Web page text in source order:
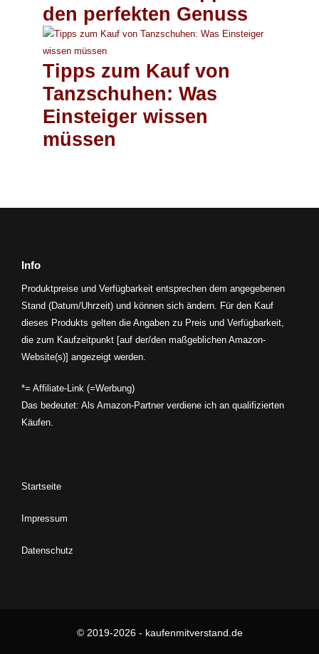
den perfekten Genuss
Tipps zum Kauf von
Tanzschuhen: Was
Einsteiger wissen
müssen
Info
Produktpreise und Verfügbarkeit entsprechen dem angegebenen
Stand (Datum/Uhrzeit) und können sich ändern. Für den Kauf
dieses Produkts gelten die Angaben zu Preis und Verfügbarkeit,
die zum Kaufzeitpunkt [auf der/den maßgeblichen Amazon-
Website(s)] angezeigt werden.
*= Affiliate-Link (=Werbung)
Das bedeutet: Als Amazon-Partner verdiene ich an qualifizierten
Käufen.
Startseite
Impressum
Datenschutz
© 2019-2026 - kaufenmitverstand.de